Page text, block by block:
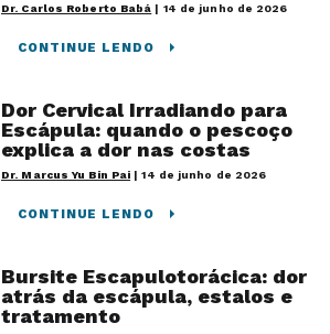
Dr. Carlos Roberto Babá 14 de junho de 2026
CONTINUE LENDO
Dor Cervical Irradiando para
Escápula: quando o pescoço
explica a dor nas costas
Dr. Marcus Yu Bin Pai |14 de junho de 2026
CONTINUE LENDO
Bursite Escapulotorácica: dor
atrás da escápula, estalos e
tratamento